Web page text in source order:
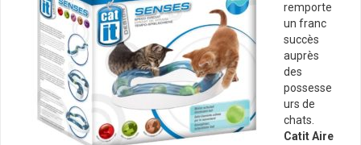
remporte
un franc
succès
auprès
des
possesse
urs de
chats.
Catit Aire